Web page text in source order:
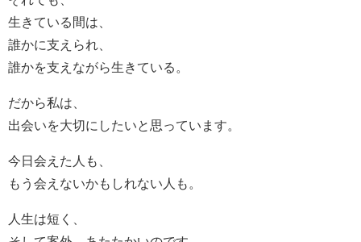
生きている間は、
誰かに支えられ、
誰かを支えながら生きている。
だから私は、
出会いを大切にしたいと思っています。
今日会えた人も、
もう会えないかもしれない人も。
人生は短く、